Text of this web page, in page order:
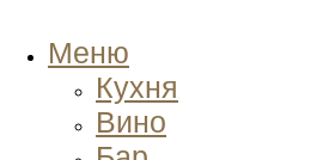
Меню
Кухня
Вино